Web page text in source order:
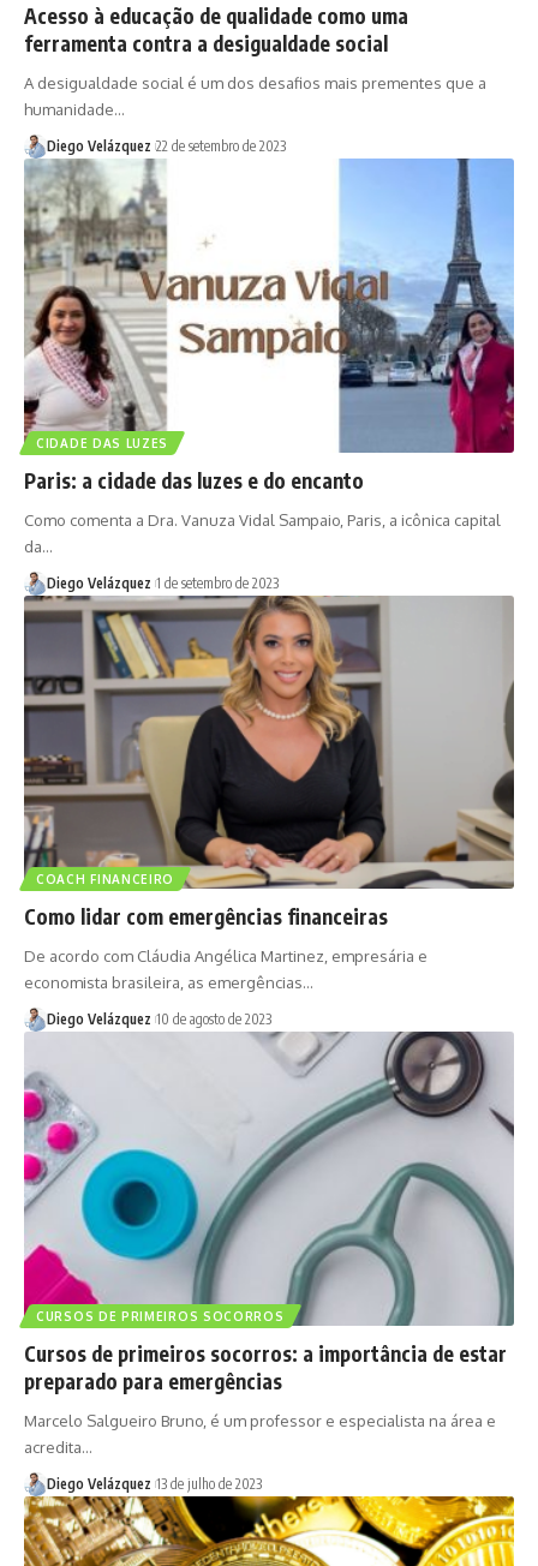
Acesso à educação de qualidade como uma
ferramenta contra a desigualdade social
A desigualdade social é um dos desafios mais prementes que a
humanidade…
Diego Velázquez 22 de setembro de 2023
CIDADE DAS LUZES
Paris: a cidade das luzes e do encanto
Como comenta a Dra. Vanuza Vidal Sampaio, Paris, a icônica capital
da…
Diego Velázquez 1 de setembro de 2023
COACH FINANCEIRO
Como lidar com emergências financeiras
De acordo com Cláudia Angélica Martinez, empresária e
economista brasileira, as emergências…
Diego Velázquez 10 de agosto de 2023
CURSOS DE PRIMEIROS SOCORROS
Cursos de primeiros socorros: a importância de estar
preparado para emergências
Marcelo Salgueiro Bruno, é um professor e especialista na área e
acredita…
Diego Velázquez 13 de julho de 2023